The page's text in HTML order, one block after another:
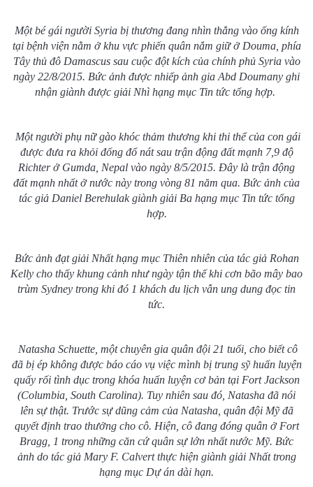
Một bé gái người Syria bị thương đang nhìn thẳng vào ống kính
tại bệnh viện nằm ở khu vực phiến quân nắm giữ ở Douma, phía
Tây thủ đô Damascus sau cuộc đột kích của chính phủ Syria vào
ngày 22/8/2015. Bức ảnh được nhiếp ảnh gia Abd Doumany ghi
nhận giành được giải Nhì hạng mục Tin tức tổng hợp.
Một người phụ nữ gào khóc thảm thương khi thi thể của con gái
được đưa ra khỏi đống đổ nát sau trận động đất mạnh 7,9 độ
Richter ở Gumda, Nepal vào ngày 8/5/2015. Đây là trận động
đất mạnh nhất ở nước này trong vòng 81 năm qua. Bức ảnh của
tác giả Daniel Berehulak giành giải Ba hạng mục Tin tức tổng
hợp.
Bức ảnh đạt giải Nhất hạng mục Thiên nhiên của tác giả Rohan
Kelly cho thấy khung cảnh như ngày tận thế khi cơn bão mây bao
trùm Sydney trong khi đó 1 khách du lịch vẫn ung dung đọc tin
tức.
Natasha Schuette, một chuyên gia quân đội 21 tuổi, cho biết cô
đã bị ép không được báo cáo vụ việc mình bị trung sỹ huấn luyện
quấy rối tình dục trong khóa huấn luyện cơ bản tại Fort Jackson
(Columbia, South Carolina). Tuy nhiên sau đó, Natasha đã nói
lên sự thật. Trước sự dũng cảm của Natasha, quân đội Mỹ đã
quyết định trao thưởng cho cô. Hiện, cô đang đóng quân ở Fort
Bragg, 1 trong những căn cứ quân sự lớn nhất nước Mỹ. Bức
ảnh do tác giả Mary F. Calvert thực hiện giành giải Nhất trong
hạng mục Dự án dài hạn.